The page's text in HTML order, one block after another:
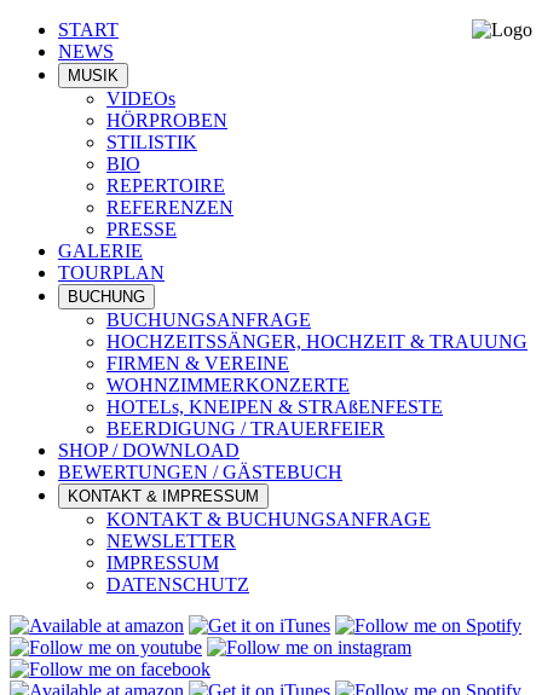
START
NEWS
MUSIK
VIDEOs
HÖRPROBEN
STILISTIK
BIO
REPERTOIRE
REFERENZEN
PRESSE
GALERIE
TOURPLAN
BUCHUNG
BUCHUNGSANFRAGE
HOCHZEITSSÄNGER, HOCHZEIT & TRAUUNG
FIRMEN & VEREINE
WOHNZIMMERKONZERTE
HOTELs, KNEIPEN & STRAßENFESTE
BEERDIGUNG / TRAUERFEIER
SHOP / DOWNLOAD
BEWERTUNGEN / GÄSTEBUCH
KONTAKT & IMPRESSUM
KONTAKT & BUCHUNGSANFRAGE
NEWSLETTER
IMPRESSUM
DATENSCHUTZ